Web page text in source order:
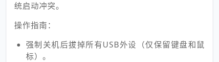
统启动冲突。
操作指南：
强制关机后拔掉所有USB外设（仅保留键盘和鼠
标）。